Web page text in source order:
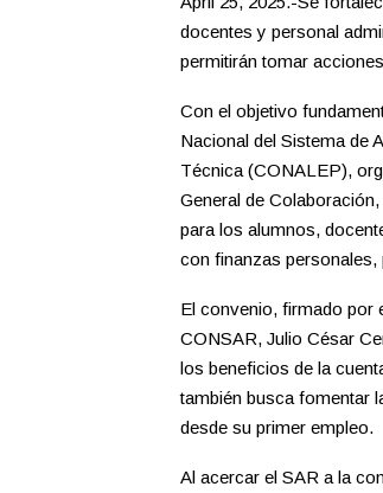
docentes y personal
permitirán tomar
Con el objetivo
Nacional del Sistema de
Técnica (CONALEP),
General de
para los alumnos,
con finanzas personales,
El convenio, firmado por
CONSAR, Julio César
los beneficios de la
también busca fomentar
desde su primer empleo.
Al acercar el SAR a la